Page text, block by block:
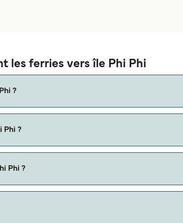
les ferries vers île Phi Phi
?
Phi ?
Phi ?